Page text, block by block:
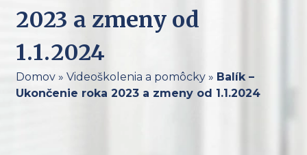
2023 a zmeny od
1.1.2024
Domov» Videoškolenia a pomôcky» Balík –
Ukončenie roka 2023 a zmeny od 1.1.2024